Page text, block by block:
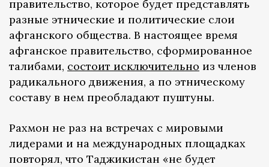
правительство, которое будет представлять
разные этнические и политические слои
афганского общества. В настоящее время
афганское правительство, сформированное
талибами, состоит исключительно из членов
радикального движения, а по этническому
составу в нем преобладают пуштуны.
Рахмон не раз на встречах с мировыми
лидерами и на международных площадках
повторял, что Таджикистан «не будет